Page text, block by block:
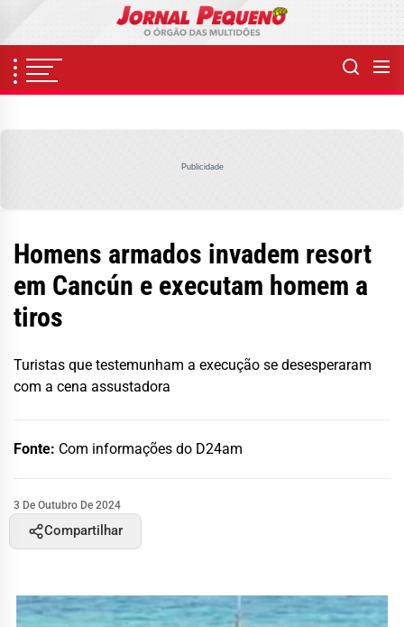
content
Publicidade
Homens armados invadem resort
em Cancún e executam homem a
tiros
Turistas que testemunham a execução se desesperaram
com a cena assustadora
Fonte: Com informações do D24am
3 De Outubro De 2024
Compartilhar